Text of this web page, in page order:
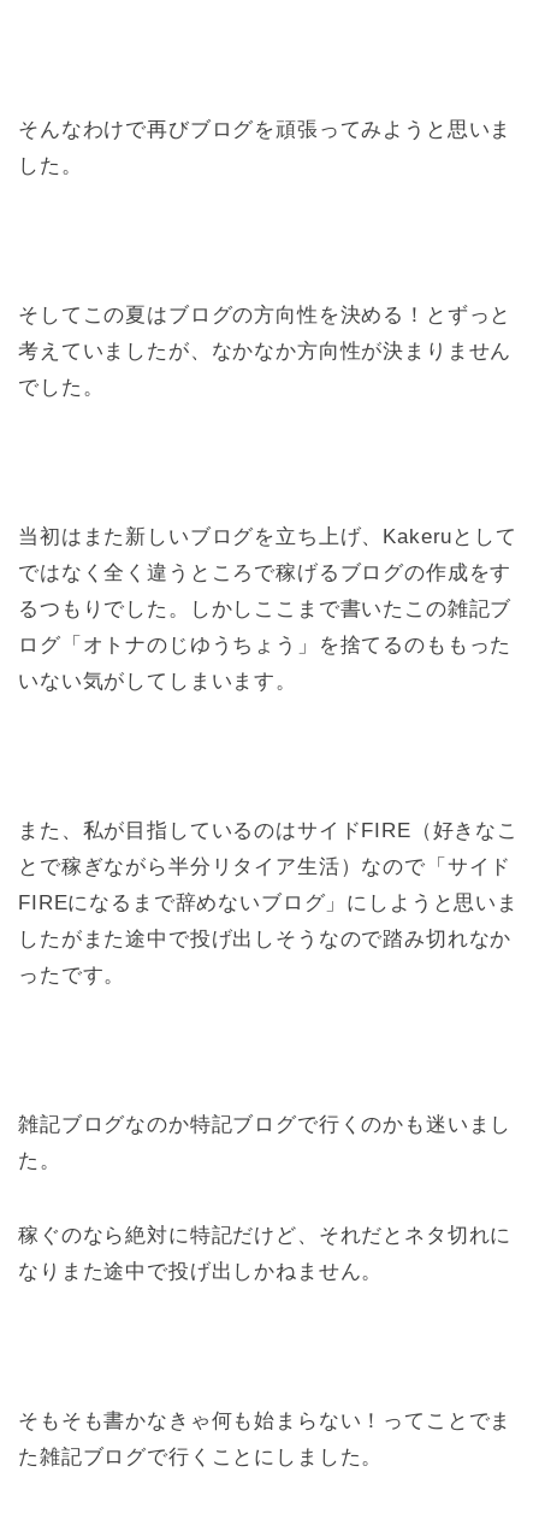
そんなわけで再びブログを頑張ってみようと思いま
した。
そしてこの夏はブログの方向性を決める！とずっと
考えていましたが、なかなか方向性が決まりません
でした。
当初はまた新しいブログを立ち上げ、Kakeruとして
ではなく全く違うところで稼げるブログの作成をす
るつもりでした。しかしここまで書いたこの雑記ブ
ログ「オトナのじゆうちょう」を捨てるのももった
いない気がしてしまいます。
また、私が目指しているのはサイドFIRE（好きなこ
とで稼ぎながら半分リタイア生活）なので「サイド
FIREになるまで辞めないブログ」にしようと思いま
したがまた途中で投げ出しそうなので踏み切れなか
ったです。
雑記ブログなのか特記ブログで行くのかも迷いまし
た。
稼ぐのなら絶対に特記だけど、それだとネタ切れに
なりまた途中で投げ出しかねません。
そもそも書かなきゃ何も始まらない！ってことでま
た雑記ブログで行くことにしました。